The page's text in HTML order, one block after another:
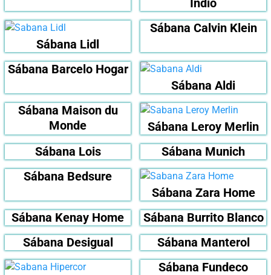
Sábana Lidl
Sábana Calvin Klein
Sábana Barcelo Hogar
Sábana Aldi
Sábana Maison du
Monde
Sábana Leroy Merlin
Sábana Lois
Sábana Munich
Sábana Bedsure
Sábana Zara Home
Sábana Kenay Home
Sábana Burrito Blanco
Sábana Desigual
Sábana Manterol
Sábana Fundeco